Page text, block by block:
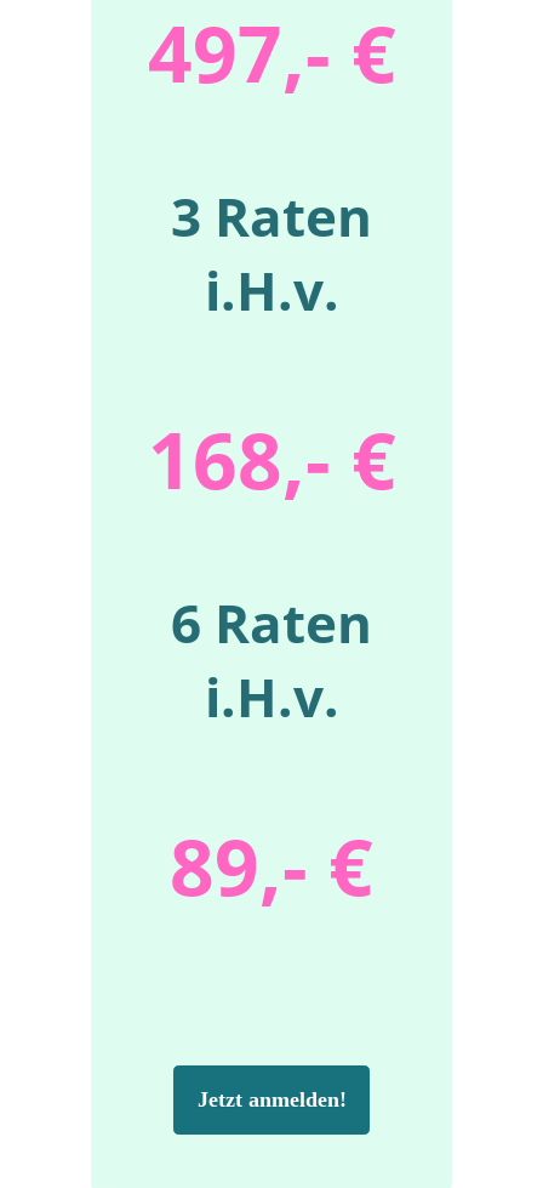
497,- €
3 Raten
i.H.v.
168,- €
6 Raten
i.H.v.
89,- €
Jetzt anmelden!